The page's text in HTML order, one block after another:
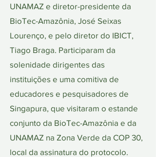
UNAMAZ e diretor-presidente da
BioTec-Amazônia, José Seixas
Lourenço, e pelo diretor do IBICT,
Tiago Braga. Participaram da
solenidade dirigentes das
instituições e uma comitiva de
educadores e pesquisadores de
Singapura, que visitaram o estande
conjunto da BioTec-Amazônia e da
UNAMAZ na Zona Verde da COP 30,
local da assinatura do protocolo.